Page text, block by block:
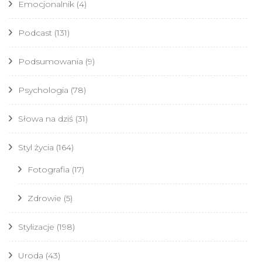
Emocjonalnik (4)
Podcast (131)
Podsumowania (9)
Psychologia (78)
Słowa na dziś (31)
Styl życia (164)
Fotografia (17)
Zdrowie (5)
Stylizacje (198)
Uroda (43)